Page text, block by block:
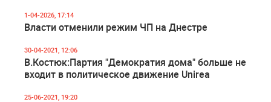
1-04-2026, 17:14
Власти отменили режим ЧП на Днестре
30-04-2021, 12:06
В.Костюк:Партия "Демократия дома" больше не
входит в политическое движение Unirea
25-06-2021, 19:20